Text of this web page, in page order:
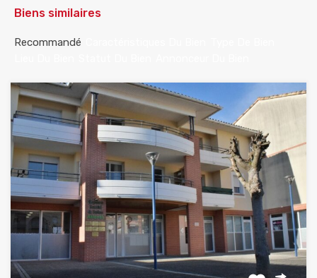
Biens similaires
Recommandé